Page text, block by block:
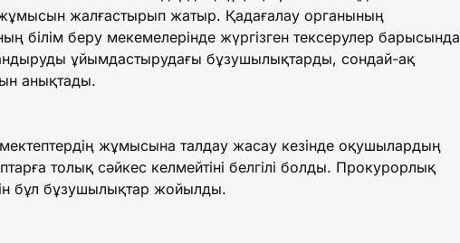
жалғастырып жатыр. Қадағалау органының
білім беру мекемелерінде жүргізген тексерулер барысында
ұйымдастырудағы бұзушылықтарды, сондай-ақ
анықтады.
жұмысына талдау жасау кезінде оқушылардың
толық сәйкес келмейтіні белгілі болды. Прокурорлық
бұл бұзушылықтар жойылды.